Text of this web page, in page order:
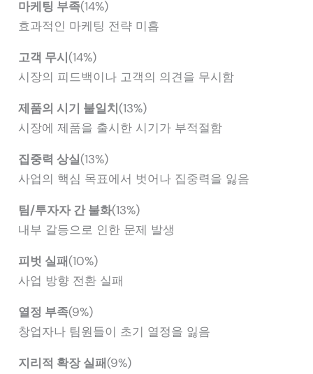
마케팅 부족(14%)
효과적인 마케팅 전략 미흡
고객 무시(14%)
시장의 피드백이나 고객의 의견을 무시함
제품의 시기 불일치(13%)
시장에 제품을 출시한 시기가 부적절함
집중력 상실(13%)
사업의 핵심 목표에서 벗어나 집중력을 잃음
팀/투자자 간 불화(13%)
내부 갈등으로 인한 문제 발생
피벗 실패(10%)
사업 방향 전환 실패
열정 부족(9%)
창업자나 팀원들이 초기 열정을 잃음
지리적 확장 실패(9%)